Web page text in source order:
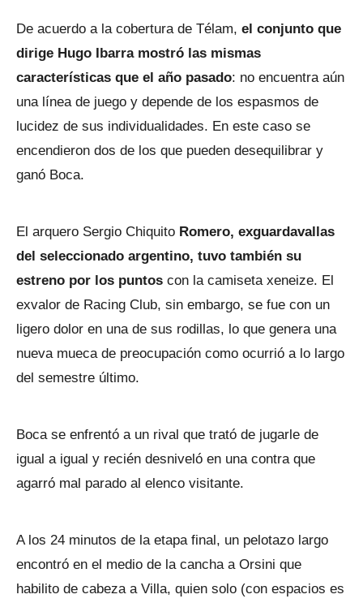
De acuerdo a la cobertura de Télam, el conjunto que
dirige Hugo Ibarra mostró las mismas
características que el año pasado: no encuentra aún
una línea de juego y depende de los espasmos de
lucidez de sus individualidades. En este caso se
encendieron dos de los que pueden desequilibrar y
ganó Boca.
El arquero Sergio Chiquito Romero, exguardavallas
del seleccionado argentino, tuvo también su
estreno por los puntos con la camiseta xeneize. El
exvalor de Racing Club, sin embargo, se fue con un
ligero dolor en una de sus rodillas, lo que genera una
nueva mueca de preocupación como ocurrió a lo largo
del semestre último.
Boca se enfrentó a un rival que trató de jugarle de
igual a igual y recién desniveló en una contra que
agarró mal parado al elenco visitante.
A los 24 minutos de la etapa final, un pelotazo largo
encontró en el medio de la cancha a Orsini que
habilito de cabeza a Villa, quien solo (con espacios es